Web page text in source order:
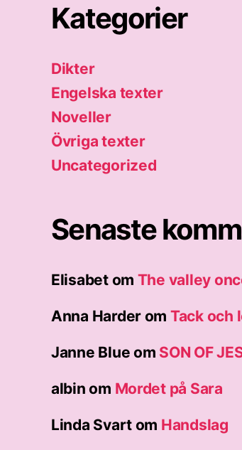
Kategorier
Dikter
Engelska texter
Noveller
Övriga texter
Uncategorized
Senaste
Elisabetom The valley
Anna Harder om Tack och
Janne Blue om SON OF
albin om Mordet på Sara
Linda Svart om Handslag